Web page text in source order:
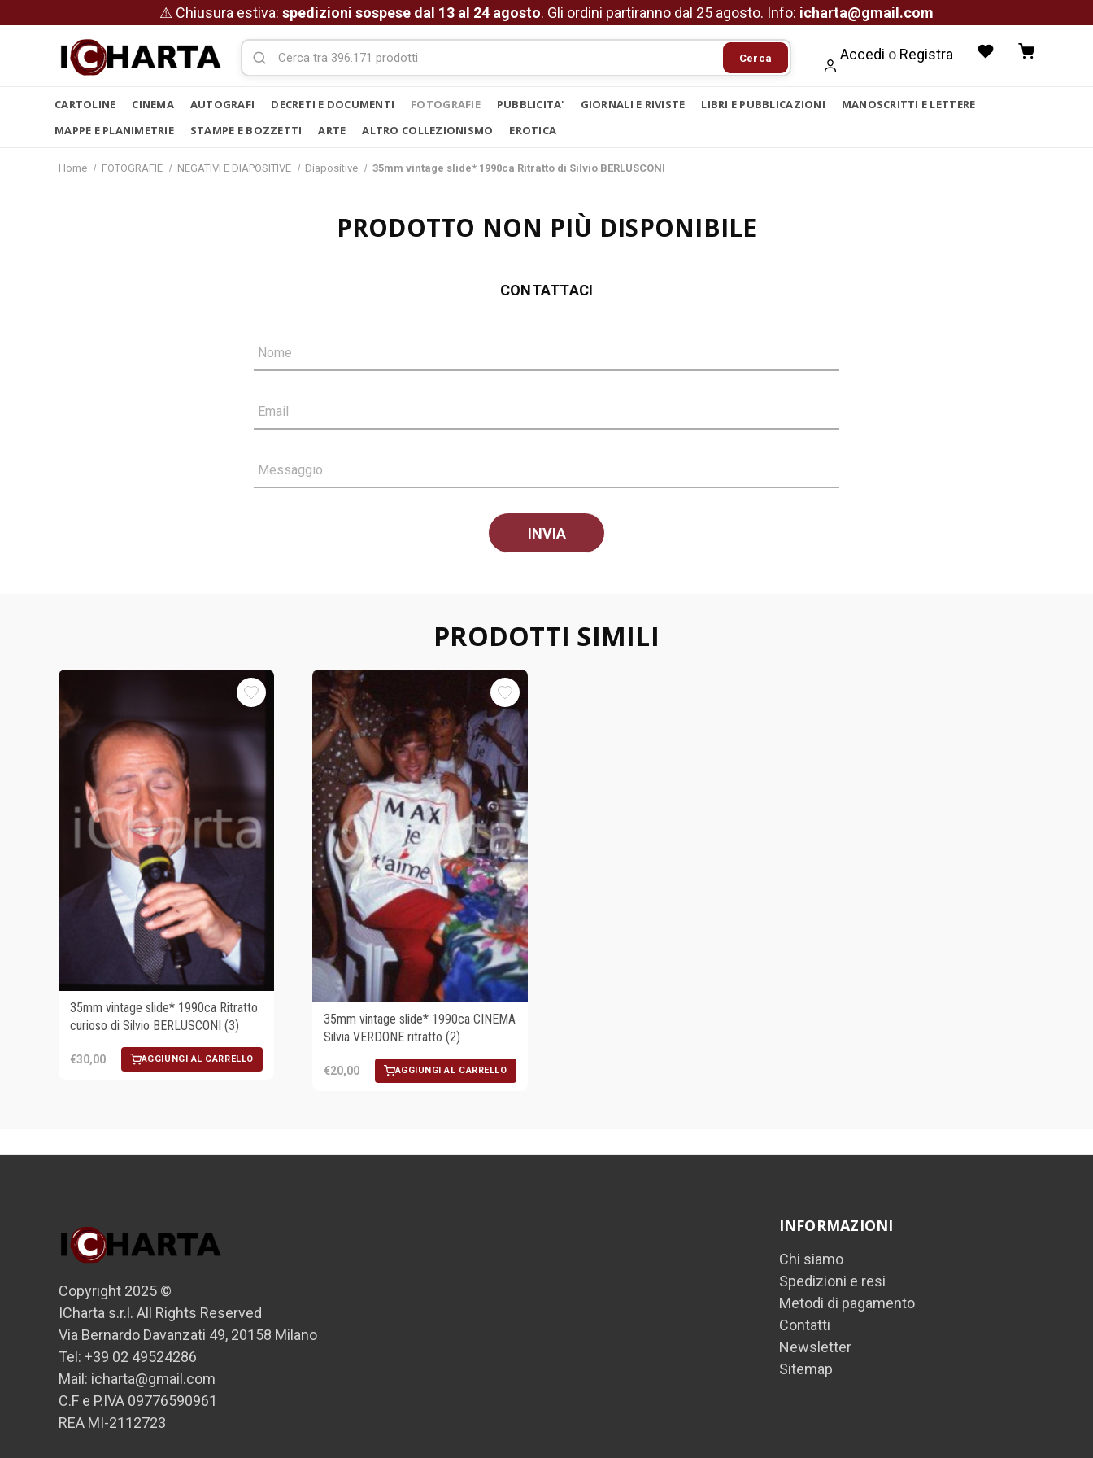
⚠ Chiusura estiva: spedizioni sospese dal 13 al 24 agosto. Gli ordini partiranno dal 25 agosto. Info: icharta@gmail.com
Cerca Accedi o Registra
CARTOLINE CINEMA AUTOGRAFI DECRETI E DOCUMENTI FOTOGRAFIE PUBBLICITA' GIORNALI E RIVISTE LIBRI E PUBBLICAZIONI
MANOSCRITTI E LETTERE
MAPPE E PLANIMETRIE
STAMPE E BOZZETTI ARTE ALTRO COLLEZIONISMO EROTICA
Home FOTOGRAFIE NEGATIVI E DIAPOSITIVE Diapositive 35mm vintage slide* 1990ca Ritratto di Silvio BERLUSCONI
PRODOTTO NON PIÙ DISPONIBILE
CONTATTACI
Nome
Email
Messaggio
PRODOTTI SIMILI
35mm vintage slide* 1990ca Ritratto
curioso di Silvio BERLUSCONI (3)
€30,00 AGGIUNGI AL CARRELLO
35mm vintage slide* 1990ca CINEMA
Silvia VERDONE ritratto (2)
€20,00 AGGIUNGI AL CARRELLO
Copyright 2025 ©
ICharta s.r.l. All Rights Reserved
Via Bernardo Davanzati 49, 20158 Milano
Tel: +39 02 49524286
Mail: icharta@gmail.com
C.F e P.IVA 09776590961
REA MI-2112723
INFORMAZIONI
Chi siamo
Spedizioni e resi
Metodi di pagamento
Contatti
Newsletter
Sitemap